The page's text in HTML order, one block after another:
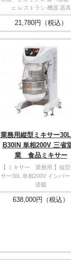
ェ レストラン 機器 器具
21,780円（税込）
業務用縦型ミキサー
B30IN 単相200V 三省
業 食品ミキサー
【 ミキサー 業務用 】縦型
サー30L 単相200V インバー
搭載
638,000円（税込）